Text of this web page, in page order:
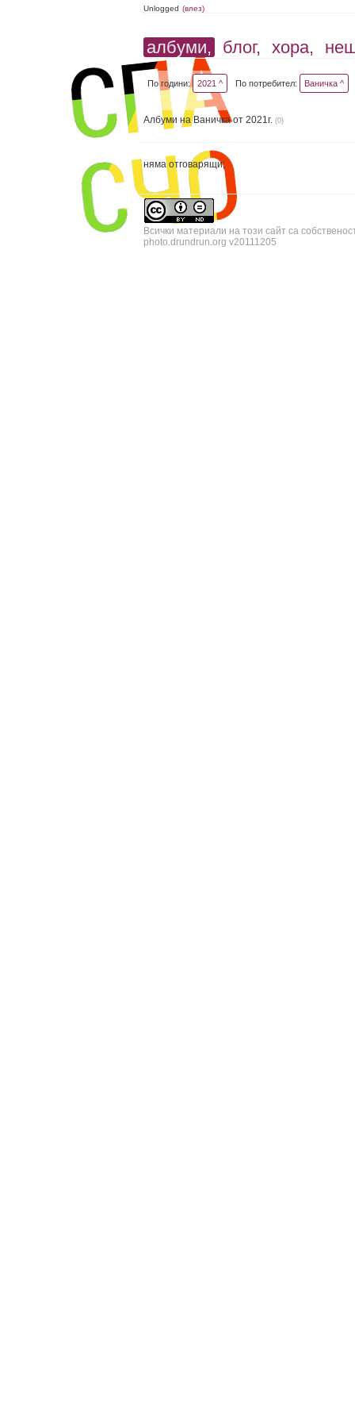
Unlogged (влез)
албуми, блог, хора,
По години: 2021 ^ По потребител: Ваничка ^
Албуми на Ваничка от 2021г. (0)
няма отговарящи;
Всички материали на този сайт са
photo.drundrun.org v20111205